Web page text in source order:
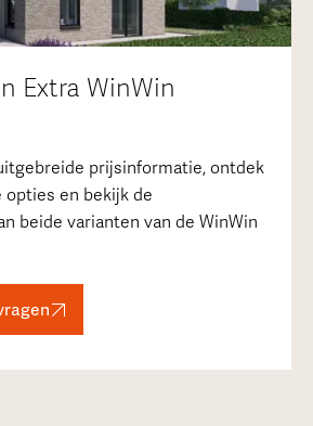
Extra WinWin
prijsinformatie, ontdek
en bekijk de
beide varianten van de WinWin